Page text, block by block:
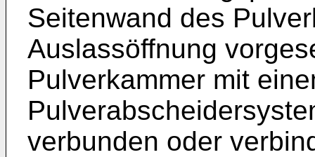
Seitenwand des
Auslassöffnung
Pulverkammer mit
verbunden oder